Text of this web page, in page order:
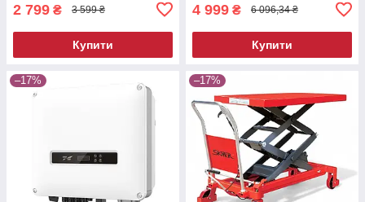
2 799 ₴ 3 599 ₴
Купити
4 999 ₴ 6 096,34 ₴
Купити
–17% –17%